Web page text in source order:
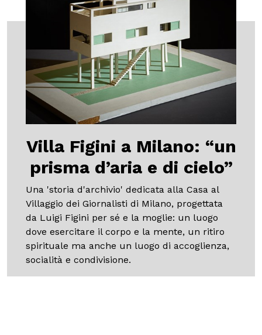
Villa Figini a Milano: “un
prisma d’aria e di cielo”
Una 'storia d'archivio' dedicata alla Casa al
Villaggio dei Giornalisti di Milano, progettata
da Luigi Figini per sé e la moglie: un luogo
dove esercitare il corpo e la mente, un ritiro
spirituale ma anche un luogo di accoglienza,
socialità e condivisione.